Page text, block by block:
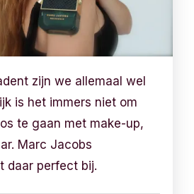
zijn we allemaal wel
is het immers niet om
te gaan met make-up,
Marc Jacobs
daar perfect bij.